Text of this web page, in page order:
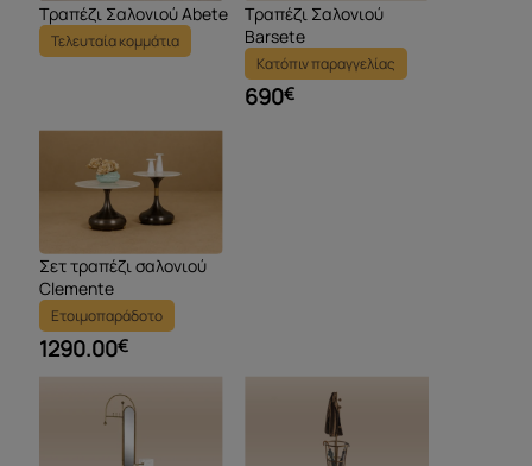
Τραπέζι Σαλονιού Abete
Τελευταία κομμάτια
Τραπέζι Σαλονιού
Barsete
Κατόπιν παραγγελίας
690€
Σετ τραπέζι σαλονιού
Clemente
Ετοιμοπαράδοτο
1290.00€